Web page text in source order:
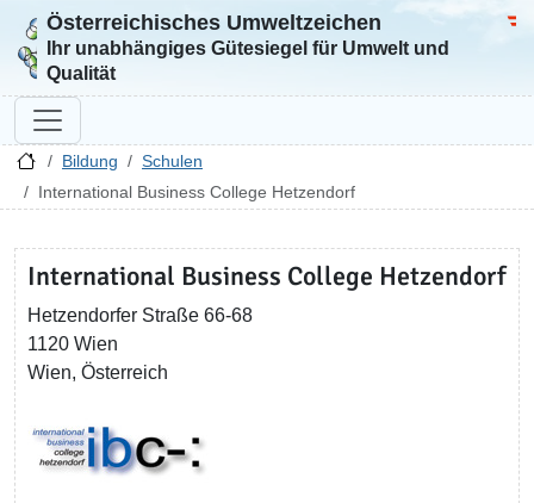
Zur Startseite
Österreichisches Umweltzeichen
Ihr unabhängiges Gütesiegel für Umwelt und
Qualität
Bildung
Schulen
International Business College Hetzendorf
International Business College Hetzendorf
Hetzendorfer Straße 66-68
1120 Wien
Wien, Österreich